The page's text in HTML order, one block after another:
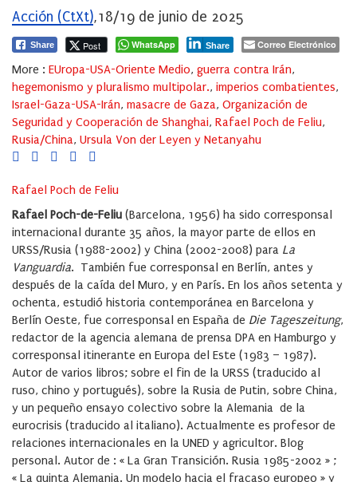
Acción (CtXt),18/19 de junio de 2025
Share Post WhatsApp Share Correo Electrónico
More : EUropa-USA-Oriente Medio, guerra contra Irán,
hegemonismo y pluralismo multipolar., imperios combatientes,
Israel-Gaza-USA-Irán, masacre de Gaza, Organización de
Seguridad y Cooperación de Shanghai, Rafael Poch de Feliu,
Rusia/China, Ursula Von der Leyen y Netanyahu
Rafael Poch de Feliu
Rafael Poch-de-Feliu (Barcelona, 1956) ha sido corresponsal
internacional durante 35 años, la mayor parte de ellos en
URSS/Rusia (1988-2002) y China (2002-2008) para La
Vanguardia. También fue corresponsal en Berlín, antes y
después de la caída del Muro, y en París. En los años setenta y
ochenta, estudió historia contemporánea en Barcelona y
Berlín Oeste, fue corresponsal en España de Die Tageszeitung,
redactor de la agencia alemana de prensa DPA en Hamburgo y
corresponsal itinerante en Europa del Este (1983 – 1987).
Autor de varios libros; sobre el fin de la URSS (traducido al
ruso, chino y portugués), sobre la Rusia de Putin, sobre China,
y un pequeño ensayo colectivo sobre la Alemania de la
eurocrisis (traducido al italiano). Actualmente es profesor de
relaciones internacionales en la UNED y agricultor. Blog
personal. Autor de : « La Gran Transición. Rusia 1985-2002 » ;
« La quinta Alemania. Un modelo hacia el fracaso europeo » y